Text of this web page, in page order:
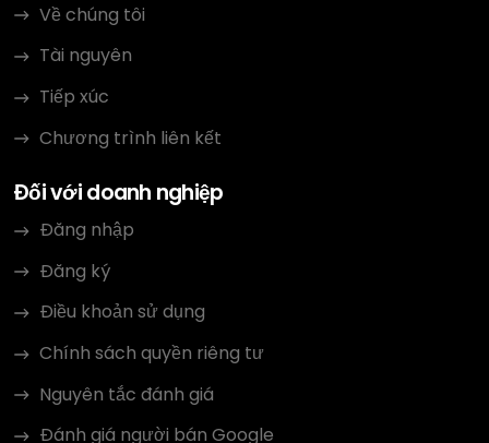
Về chúng tôi
Tài nguyên
Tiếp xúc
Chương trình liên kết
Đối với doanh nghiệp
Đăng nhập
Đăng ký
Điều khoản sử dụng
Chính sách quyền riêng tư
Nguyên tắc đánh giá
Đánh giá người bán Google